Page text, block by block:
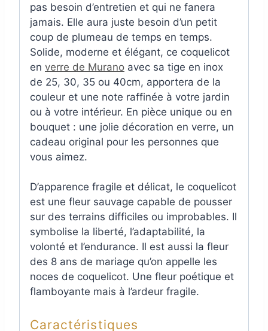
pas besoin d’entretien et qui ne fanera
jamais. Elle aura juste besoin d’un petit
coup de plumeau de temps en temps.
Solide, moderne et élégant, ce coquelicot
en verre de Murano avec sa tige en inox
de 25, 30, 35 ou 40cm, apportera de la
couleur et une note raffinée à votre jardin
ou à votre intérieur. En pièce unique ou en
bouquet : une jolie décoration en verre, un
cadeau original pour les personnes que
vous aimez.
D’apparence fragile et délicat, le coquelicot
est une fleur sauvage capable de pousser
sur des terrains difficiles ou improbables. Il
symbolise la liberté, l’adaptabilité, la
volonté et l’endurance. Il est aussi la fleur
des 8 ans de mariage qu’on appelle les
noces de coquelicot. Une fleur poétique et
flamboyante mais à l’ardeur fragile.
Caractéristiques